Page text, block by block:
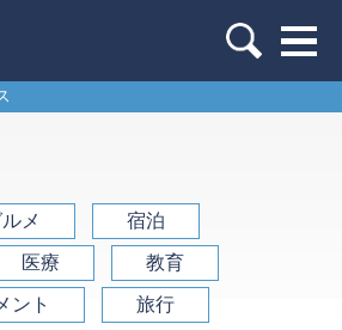
メ
宿泊
医療
教育
ント
旅行